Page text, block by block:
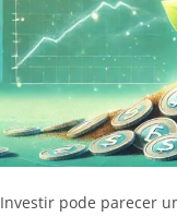
Investir pode parecer